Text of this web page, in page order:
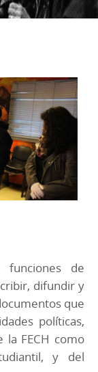
de
difundir y
que
políticas,
la FECH como
y del